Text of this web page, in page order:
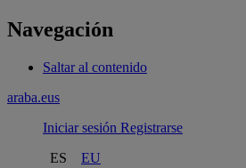
Navegación
Saltar al contenido
araba.eus
Iniciar sesión Registrarse
ES
EU